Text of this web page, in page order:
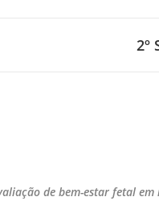
2º
de bem-estar fetal